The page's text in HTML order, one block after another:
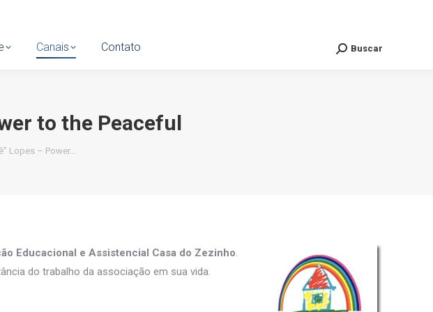
Canais Contato Search:
Buscar
to the Peaceful
Lopes – Power…
Educacional e Assistencial Casa do Zezinho.
do trabalho da associação em sua vida.
Canais Contato Search:
Buscar